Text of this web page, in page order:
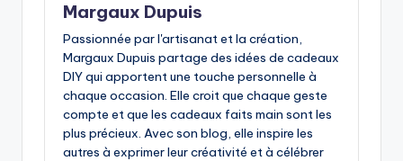
Margaux Dupuis
Passionnée par l'artisanat et la création,
Margaux Dupuis partage des idées de cadeaux
DIY qui apportent une touche personnelle à
chaque occasion. Elle croit que chaque geste
compte et que les cadeaux faits main sont les
plus précieux. Avec son blog, elle inspire les
autres à exprimer leur créativité et à célébrer